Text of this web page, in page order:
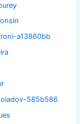
a13860bb
585b586